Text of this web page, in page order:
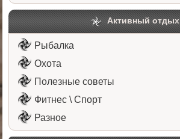
Активный отдых
Рыбалка
Охота
Полезные советы
Фитнес \ Спорт
Разное